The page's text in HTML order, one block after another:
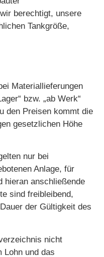
berechtigt, unsere
Tankgröße,
Materiallieferungen
bzw. „ab Werk“
den Preisen kommt die
gesetzlichen Höhe
nur bei
Anlage, für
hieran anschließende
sind freibleibend,
der Gültigkeit des
nicht
Lohn und das